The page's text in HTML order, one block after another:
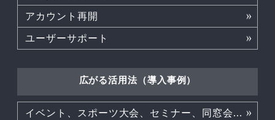
アカウント再開
ユーザーサポート
広がる活用法（導入事例）
イベント、スポーツ大会、セミナー、同窓会などでも活躍